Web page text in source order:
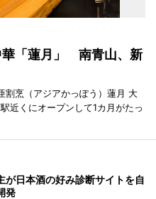
華「蓮月」 南青山、新
割烹（アジアかっぽう）蓮月 大
近くにオープンして1カ月がたっ
が日本酒の好み診断サイトを自
発